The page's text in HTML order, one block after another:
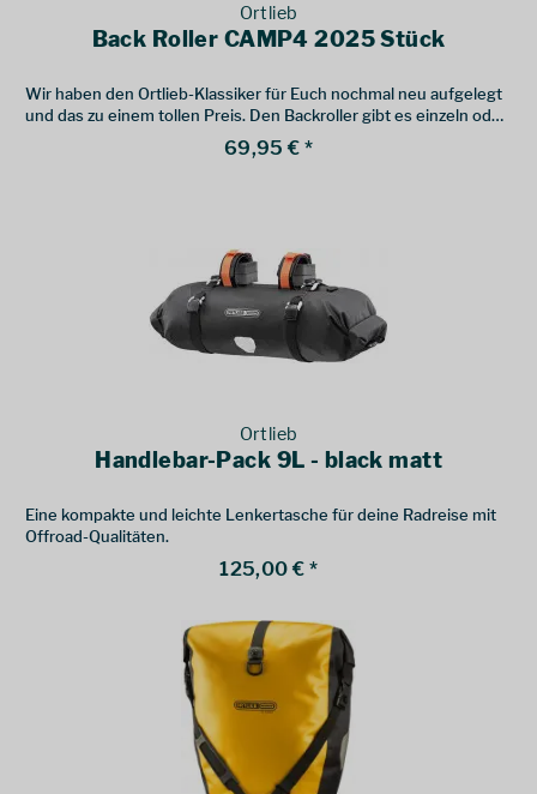
Ortlieb
Back Roller CAMP4 2025 Stück
Wir haben den Ortlieb-Klassiker für Euch nochmal neu aufgelegt
und das zu einem tollen Preis. Den Backroller gibt es einzeln oder
69,95 € *
Ortlieb
Handlebar-Pack 9L - black matt
Eine kompakte und leichte Lenkertasche für deine Radreise mit
Offroad-Qualitäten.
125,00 € *